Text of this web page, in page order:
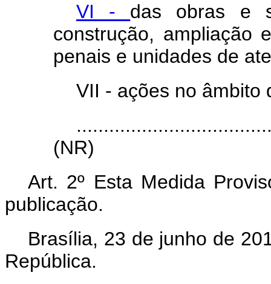
VI - das obras e
construção, ampliação
penais e unidades de
VII - ações no âmbito
(NR)
Art. 2º Esta Medida
publicação.
Brasília, 23 de junho de
República.